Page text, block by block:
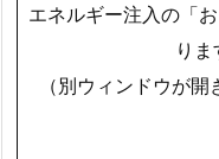
エネルギー注入の「
り
（別ウィンドウが